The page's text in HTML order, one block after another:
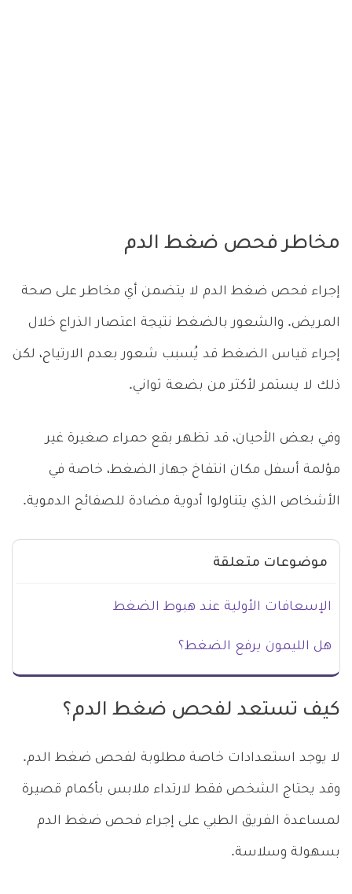
مخاطر فحص ضغط الدم
إجراء فحص ضغط الدم لا يتضمن أي مخاطر على صحة
المريض. والشعور بالضغط نتيجة اعتصار الذراع خلال
إجراء قياس الضغط قد يُسبب شعور بعدم الارتياح، لكن
ذلك لا يستمر لأكثر من بضعة ثواني.
وفي بعض الأحيان، قد تظهر بقع حمراء صغيرة غير
مؤلمة أسفل مكان انتفاخ جهاز الضغط، خاصة في
الأشخاص الذي يتناولوا أدوية مضادة للصفائح الدموية.
موضوعات متعلقة
الإسعافات الأولية عند هبوط الضغط
هل الليمون يرفع الضغط؟
كيف تستعد لفحص ضغط الدم؟
لا يوجد استعدادات خاصة مطلوبة لفحص ضغط الدم.
وقد يحتاج الشخص فقط لارتداء ملابس بأكمام قصيرة
لمساعدة الفريق الطبي على إجراء فحص ضغط الدم
بسهولة وسلاسة.